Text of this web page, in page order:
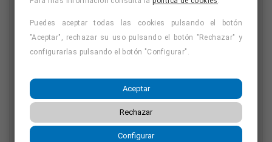
Localidades
Al ser un curso online, puedes acceder a nuestro
Puedes aceptar todas las cookies pulsando el botón
"Aceptar", rechazar su uso pulsando el botón "Rechazar" y
configurarlas pulsando el botón "Configurar".
Aceptar
Rechazar
Configurar